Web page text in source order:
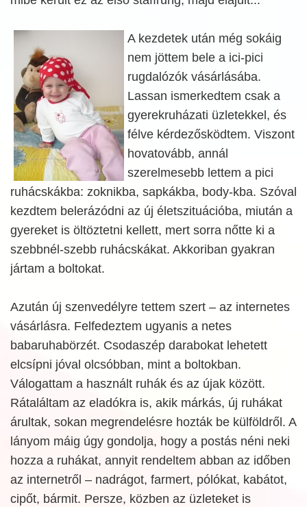
A kezdetek után még sokáig
nem jöttem bele a ici-pici
rugdalózók vásárlásába.
Lassan ismerkedtem csak a
gyerekruházati üzletekkel, és
félve kérdezősködtem. Viszont
hovatovább, annál
szerelmesebb lettem a pici
ruhácskákba: zoknikba, sapkákba, body-kba. Szóval
kezdtem belerázódni az új életszituációba, miután a
gyereket is öltöztetni kellett, mert sorra nőtte ki a
szebbnél-szebb ruhácskákat. Akkoriban gyakran
jártam a boltokat.
Azután új szenvedélyre tettem szert – az internetes
vásárlásra. Felfedeztem ugyanis a netes
babaruhabörzét. Csodaszép darabokat lehetett
elcsípni jóval olcsóbban, mint a boltokban.
Válogattam a használt ruhák és az újak között.
Rátaláltam az eladókra is, akik márkás, új ruhákat
árultak, sokan megrendelésre hozták be külföldről. A
lányom máig úgy gondolja, hogy a postás néni neki
hozza a ruhákat, annyit rendeltem abban az időben
az internetről – nadrágot, farmert, pólókat, kabátot,
cipőt, bármit. Persze, közben az üzleteket is